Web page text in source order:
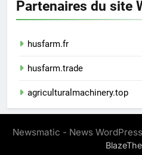
Partenaires du site
husfarm.fr
husfarm.trade
agriculturalmachinery.top
Newsmatic - News